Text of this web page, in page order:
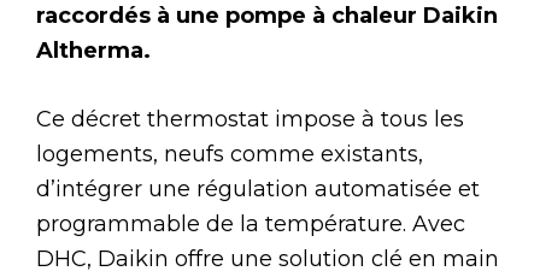
raccordés à une pompe à chaleur Daikin
Altherma.
Ce décret thermostat impose à tous les
logements, neufs comme existants,
d’intégrer une régulation automatisée et
programmable de la température. Avec
DHC, Daikin offre une solution clé en main